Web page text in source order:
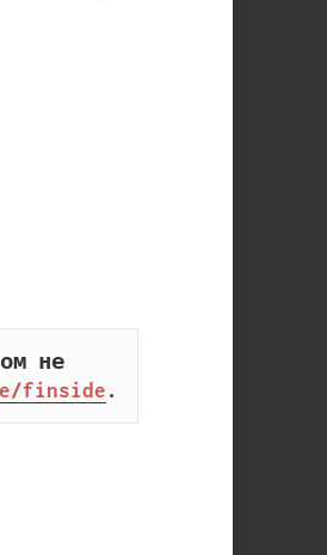
не
finside.